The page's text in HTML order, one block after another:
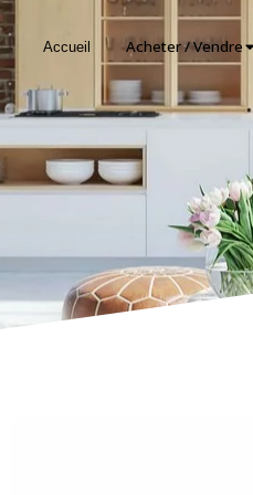
Accueil Acheter / Vendre